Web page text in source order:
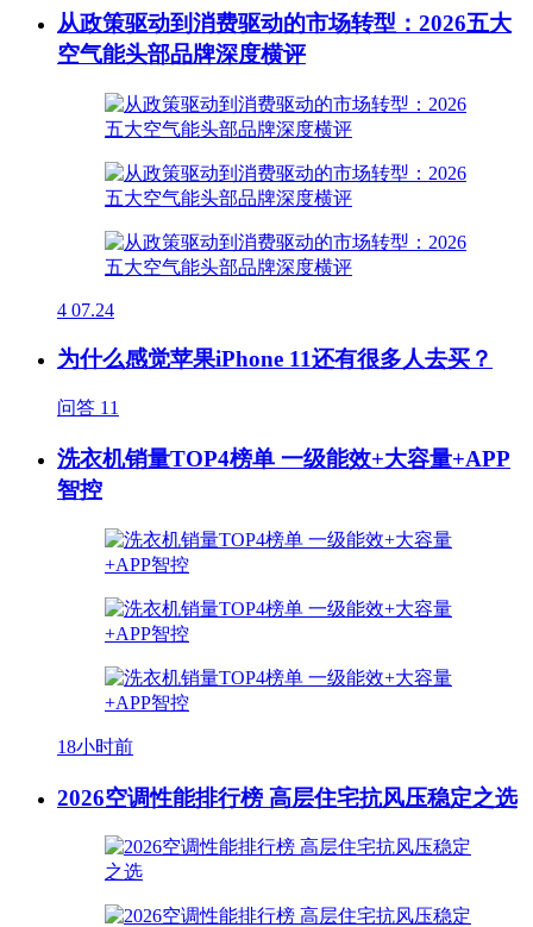
从政策驱动到消费驱动的市场转型：2026五大
空气能头部品牌深度横评
4 07.24
为什么感觉苹果iPhone 11还有很多人去买？
问答 11
洗衣机销量TOP4榜单 一级能效+大容量+APP
智控
18小时前
2026空调性能排行榜 高层住宅抗风压稳定之选